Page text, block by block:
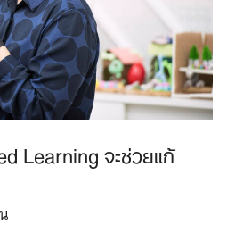
Learning จะช่วยแก้